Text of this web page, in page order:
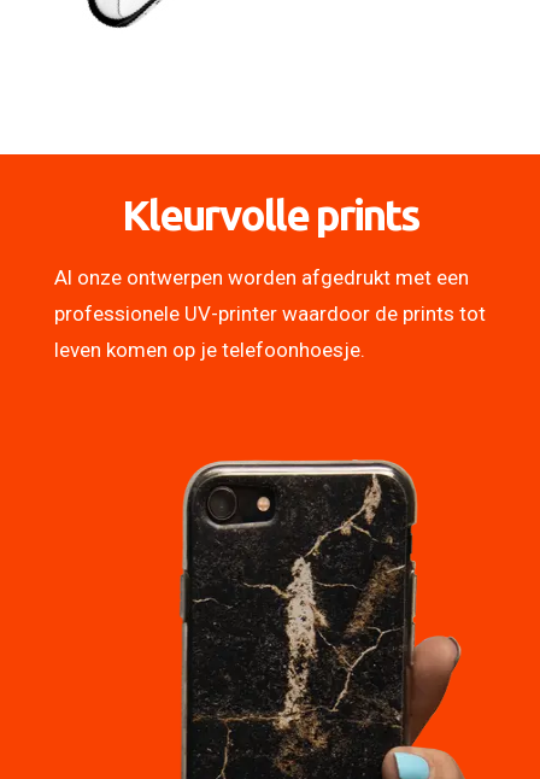
Kleurvolle prints
Al onze ontwerpen worden afgedrukt met een
professionele UV-printer waardoor de prints tot
leven komen op je telefoonhoesje.